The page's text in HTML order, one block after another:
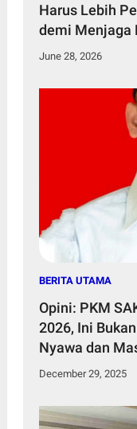
Harus Lebih
demi Menjaga
June 28, 2026
BERITA UTAMA
Opini: PKM
2026, Ini
Nyawa dan
Penduduk
December 29, 2025